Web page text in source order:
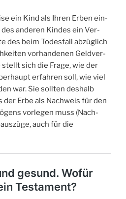
ein Kind als Ihren Erben ein­
ande­ren Kin­des ein Ver­
des beim Todes­fall abzüg­lich
vor­han­de­nen Geld­ver­
sich die Fra­ge, wie der
erfah­ren soll, wie viel
war. Sie soll­ten des­halb
der Erbe als Nach­weis für den
vor­le­gen muss (Nach­
auch für die